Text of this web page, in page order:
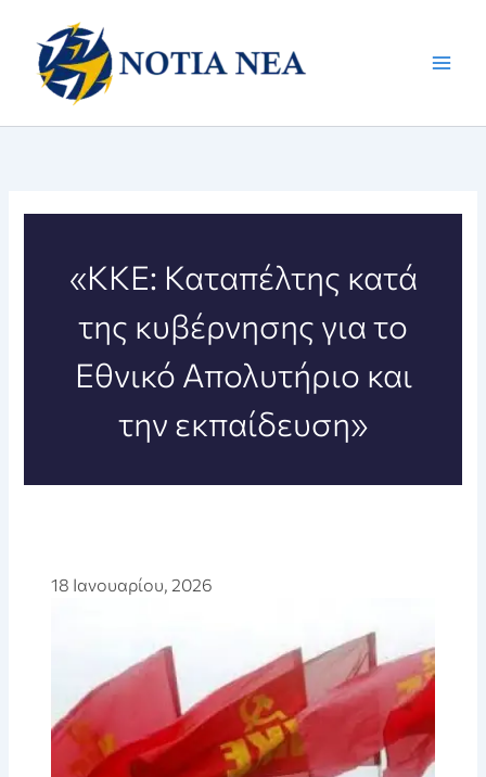
περιεχόμενο
«ΚΚΕ: Καταπέλτης κατά
της κυβέρνησης για το
Εθνικό Απολυτήριο και
την εκπαίδευση»
18 Ιανουαρίου, 2026